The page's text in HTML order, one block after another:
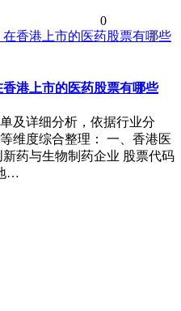
0
港上市的医药股票有哪些
及详细分析，依据行业分
维度综合整理： 一、香港医
药与生物制药企业 股票代码
…